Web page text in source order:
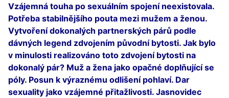
Vzájemná touha po sexuálním spojení neexistovala.
Potřeba stabilnějšího pouta mezi mužem a ženou.
Vytvoření dokonalých partnerských párů podle
dávných legend zdvojením původní bytosti. Jak bylo
v minulosti realizováno toto zdvojení bytosti na
dokonalý pár? Muž a žena jako opačné doplňující se
póly. Posun k výraznému odlišení pohlaví. Dar
sexuality jako vzájemné přitažlivosti. Jasnovidec